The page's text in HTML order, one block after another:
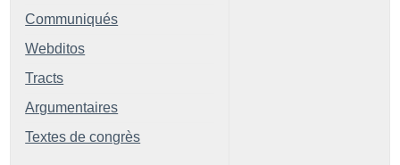
Communiqués
Webditos
Tracts
Argumentaires
Textes de congrès